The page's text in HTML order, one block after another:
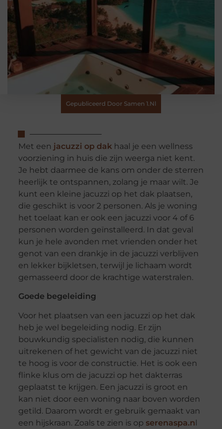
Gepubliceerd Door Samen 1.nl
Met een jacuzzi op dakhaal je een wellness
voorziening in huis die zijn weerga niet kent.
Je hebt daarmee de kans om onder de sterren
heerlijk te ontspannen, zolang je maar wilt. Je
kunt een kleine jacuzzi op het dak plaatsen,
die geschikt is voor 2 personen. Als je woning
het toelaat kan er ook een jacuzzi voor 4 of 6
personen worden geïnstalleerd. In dat geval
kun je hele avonden met vrienden onder het
genot van een drankje in de jacuzzi verblijven
en lekker bijkletsen, terwijl je lichaam wordt
gemasseerd door de krachtige waterstralen.
Goede begeleiding
Voor het plaatsen van een jacuzzi op het dak
heb je wel begeleiding nodig. Er zijn
bouwkundig specialisten nodig, die kunnen
uitrekenen of het gewicht van de jacuzzi niet
te hoog is voor de constructie. Het is ook een
flinke klus om de jacuzzi op het dakterras
geplaatst te krijgen. Een jacuzzi is groot en
kan niet door een woning naar boven worden
getild. Daarom wordt er gebruik gemaakt van
een hijskraan. Zoals te zien is op serenaspa.nl